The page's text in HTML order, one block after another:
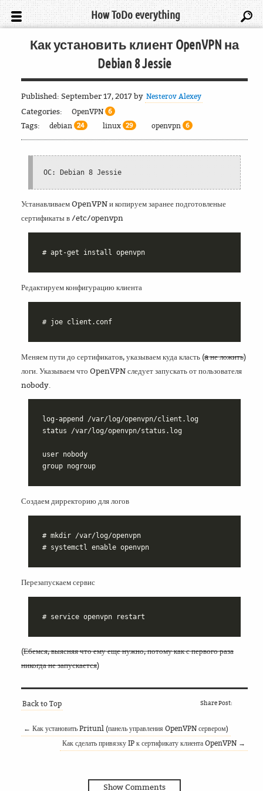
How ToDo everything
Как установить клиент OpenVPN на
Debian 8 Jessie
Published: September 17, 2017by Nesterov Alexey
Categories: OpenVPN 6
Tags: debian 24 linux 29 openvpn 6
OC: Debian 8 Jessie
Устанавливаем OpenVPN и копируем заранее подготовленые
сертификаты в /etc/openvpn
Редактируем конфигурацию клиента
Меняем пути до сертификатов, указываем куда класть (a не ложить)
логи. Указываем что OpenVPN следует запускать от пользователя
nobody.
log-append /var/log/openvpn/client.log
status /var/log/openvpn/status.log
user nobody
Создаем дирректорию для логов
# mkdir /var/log/openvpn
Перезапускаем сервис
(Ебемся, выясняя что ему еще нужно, потому как с первого раза
никогда не запускается)
Back to Top Share Post:
← Как установить Pritunl (панель управления OpenVPN сервером)
Как сделать привязку IP к сертификату клиента OpenVPN →
Show Comments